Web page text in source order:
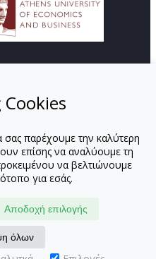
ΟΠΑ
Cookies
παρέχουμε την καλύτερη
επίσης να αναλύουμε τη
να βελτιώνουμε
για εσάς.
Αποδοχή επιλογής
όλων